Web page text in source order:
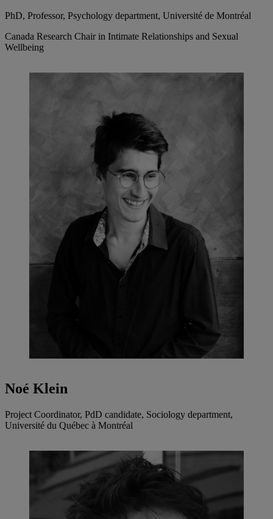
PhD, Professor, Psychology department, Université de Montréal
Canada Research Chair in Intimate Relationships and Sexual
Wellbeing
Noé Klein
Project Coordinator, PdD candidate, Sociology department,
Université du Québec à Montréal